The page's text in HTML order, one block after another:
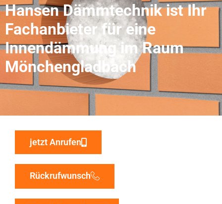
Hansen Dämmtechnik ist Ihr
Fachanbieter für eine
Innendämmung im Raum
Mönchengladbach
jetzt Anrufen
Rückrufwunsch